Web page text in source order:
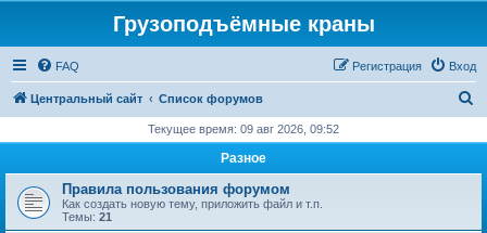
Грузоподъёмные краны
FAQ Вход
Регистрация
Центральный сайт Список форумов
с
Текущее время: 09 авг 2026, 09:52
Разное
Правила пользования форумом
Как создать новую тему, приложить файл и т.п.
Темы: 21